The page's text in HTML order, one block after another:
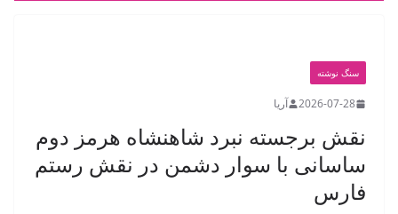
سنگ نوشته
2026-07-28 آریا
نقش برجسته نبرد شاهنشاه هرمز دوم
ساسانی با سوار دشمن در نقش رستم
فارس